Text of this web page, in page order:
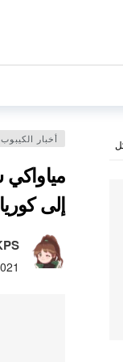
أخبار الكيبوب
إلى